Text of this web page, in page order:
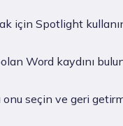
için Spotlight
Word kaydını
seçin ve geri